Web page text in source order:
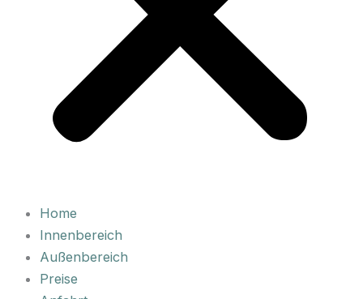
Home
Innenbereich
Außenbereich
Preise